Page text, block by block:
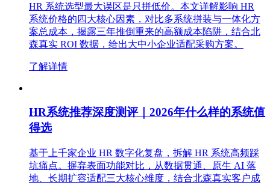
HR 系统选型最大误区是只拼低价。本文详解影响 HR
系统价格的四大核心因素，对比多系统拼装与一体化方
案总成本，揭露三年推倒重来的高额成本陷阱，结合北
森真实 ROI 数据，给出大中小企业适配采购方案。
了解详情
HR系统推荐深度测评｜2026年什么样的系统值
得选
基于上千家企业 HR 数字化复盘，拆解 HR 系统高频踩
坑痛点。摒弃表面功能对比，从数据贯通、原生 AI 落
地、长期扩容适配三大核心维度，结合北森真实客户成